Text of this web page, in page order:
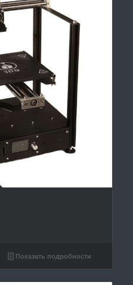
Показать подробности